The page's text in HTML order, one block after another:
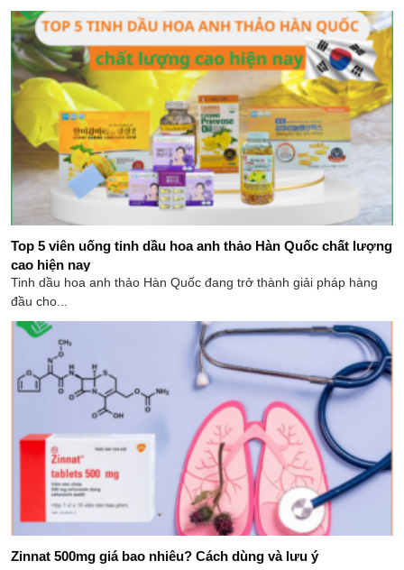
Top 5 viên uống tinh dầu hoa anh thảo Hàn Quốc chất lượng
cao hiện nay
Tinh dầu hoa anh thảo Hàn Quốc đang trở thành giải pháp hàng
đầu cho...
Zinnat 500mg giá bao nhiêu? Cách dùng và lưu ý